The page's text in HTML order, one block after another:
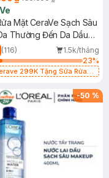
Mặt CeraVe Sạch Sâu
Thường Đến Da Dầu
(116)
1.5k/tháng
23%
299K Tặng Sữa Rửa
-50 %